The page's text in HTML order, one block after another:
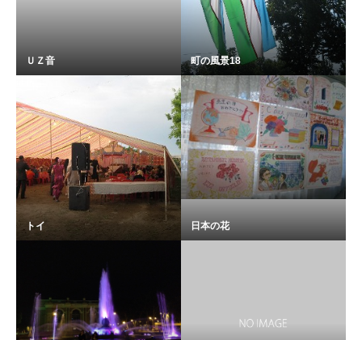
ＵＺ音 町の風景18
トイ 日本の花